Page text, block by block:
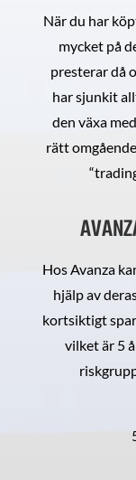
När du har
mycket på
presterar då
har sjunkit
den växa
rätt
Hos Avanza
hjälp av
kortsiktigt
vilket är 5